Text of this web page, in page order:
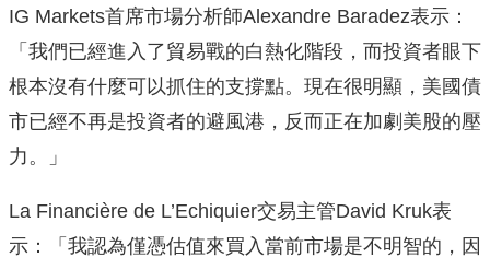
IG Markets首席市場分析師Alexandre Baradez表示：
「我們已經進入了貿易戰的白熱化階段，而投資者眼下
根本沒有什麼可以抓住的支撐點。現在很明顯，美國債
市已經不再是投資者的避風港，反而正在加劇美股的壓
力。」
La Financière de L’Echiquier交易主管David Kruk表
示：「我認為僅憑估值來買入當前市場是不明智的，因